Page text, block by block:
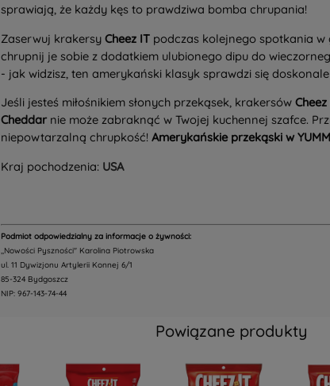
sprawiają, że każdy kęs to prawdziwa bomba chrupania!
Zaserwuj krakersyCheez ITpodczas kolejnego spotkania w
chrupnij je sobie z dodatkiem ulubionego dipu do
- jak widzisz, ten amerykański klasyk sprawdzi się
Jeśli jesteś miłośnikiem słonych przekąsek, krakersów
Cheddar nie może zabraknąć w Twojej kuchennej szafce.
niepowtarzalną chrupkość! Amerykańskie przekąski w
Kraj pochodzenia: USA
Podmiot odpowiedzialny za informacje o żywności:
,,Nowości Pyszności" Karolina Piotrowska
ul. 11 Dywizjonu Artylerii Konnej 6/1
85-324 Bydgoszcz
NIP: 967-143-74-44
Powiązane produkty